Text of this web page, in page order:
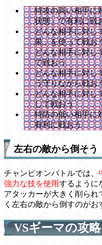
特攻の高い相手に
状態」で有利に戦
どんな相手に対し
果」を使って戦お
どんな相手に対し
て戦おう
どんな相手に対し
う守りながら戦お
どんな相手に対し
して戦おう
特防の低い相手に
有利に戦おう
左右の敵から倒そう
チャンピオンバトルでは、
強力な技を使用するように
アタッカーが大きく削ら
く左右の敵から倒すのがお
VSギーマの攻略